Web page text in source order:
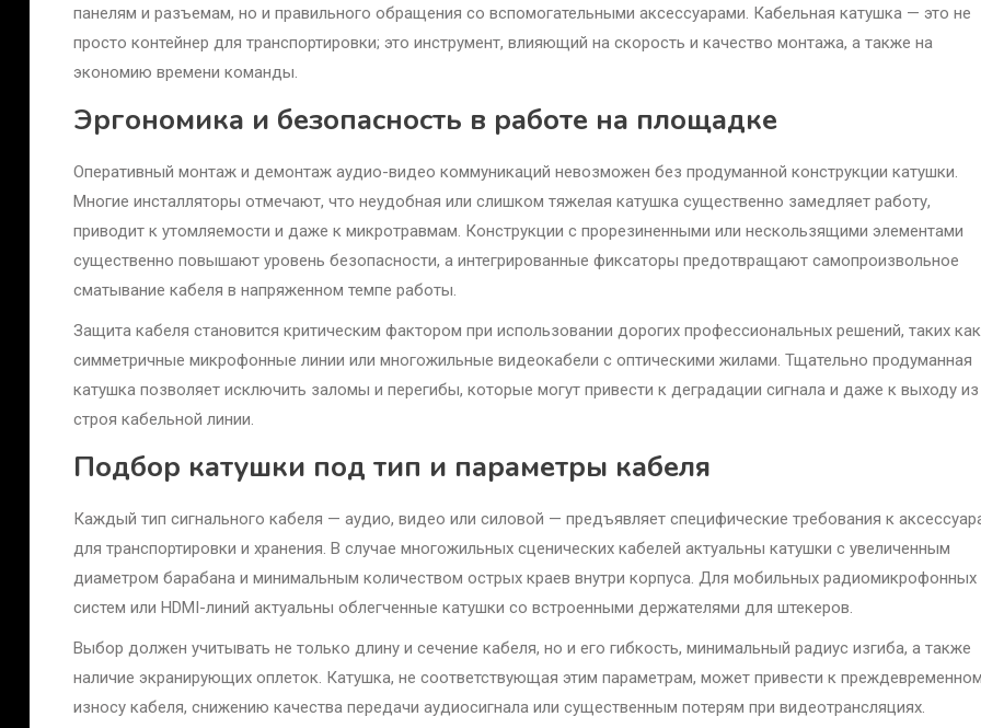
панелям и разъемам, но и правильного обращения со вспомогательными аксессуарами. Кабельная катушка — это не
просто контейнер для транспортировки; это инструмент, влияющий на скорость и качество монтажа, а также на
экономию времени команды.
Эргономика и безопасность в работе на площадке
Оперативный монтаж и демонтаж аудио-видео коммуникаций невозможен без продуманной конструкции катушки.
Многие инсталляторы отмечают, что неудобная или слишком тяжелая катушка существенно замедляет работу,
приводит к утомляемости и даже к микротравмам. Конструкции с прорезиненными или нескользящими элементами
существенно повышают уровень безопасности, а интегрированные фиксаторы предотвращают самопроизвольное
сматывание кабеля в напряженном темпе работы.
Защита кабеля становится критическим фактором при использовании дорогих профессиональных решений, таких как
симметричные микрофонные линии или многожильные видеокабели с оптическими жилами. Тщательно продуманная
катушка позволяет исключить заломы и перегибы, которые могут привести к деградации сигнала и даже к выходу из
строя кабельной линии.
Подбор катушки под тип и параметры кабеля
Каждый тип сигнального кабеля — аудио, видео или силовой — предъявляет специфические требования к
для транспортировки и хранения. В случае многожильных сценических кабелей актуальны катушки с увеличенным
диаметром барабана и минимальным количеством острых краев внутри корпуса. Для мобильных радиомикрофонных
систем или HDMI-линий актуальны облегченные катушки со встроенными держателями для штекеров.
Выбор должен учитывать не только длину и сечение кабеля, но и его гибкость, минимальный радиус изгиба, а также
наличие экранирующих оплеток. Катушка, не соответствующая этим параметрам, может привести к
износу кабеля, снижению качества передачи аудиосигнала или существенным потерям при видеотрансляциях.